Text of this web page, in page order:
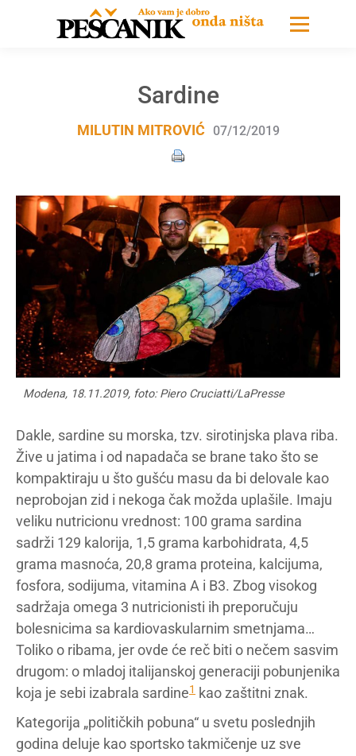
Sardine
MILUTIN MITROVIĆ 07/12/2019
Modena, 18.11.2019, foto: Piero Cruciatti/LaPresse
Dakle, sardine su morska, tzv. sirotinjska plava riba.
Žive u jatima i od napadača se brane tako što se
kompaktiraju u što gušću masu da bi delovale kao
neprobojan zid i nekoga čak možda uplašile. Imaju
veliku nutricionu vrednost: 100 grama sardina
sadrži 129 kalorija, 1,5 grama karbohidrata, 4,5
grama masnoća, 20,8 grama proteina, kalcijuma,
fosfora, sodijuma, vitamina A i B3. Zbog visokog
sadržaja omega 3 nutricionisti ih preporučuju
bolesnicima sa kardiovaskularnim smetnjama…
Toliko o ribama, jer ovde će reč biti o nečem sasvim
drugom: o mladoj italijanskoj generaciji pobunjenika
koja je sebi izabrala sardine1
kao zaštitni znak.
Kategorija „političkih pobuna“ u svetu poslednjih
godina deluje kao sportsko takmičenje uz sve